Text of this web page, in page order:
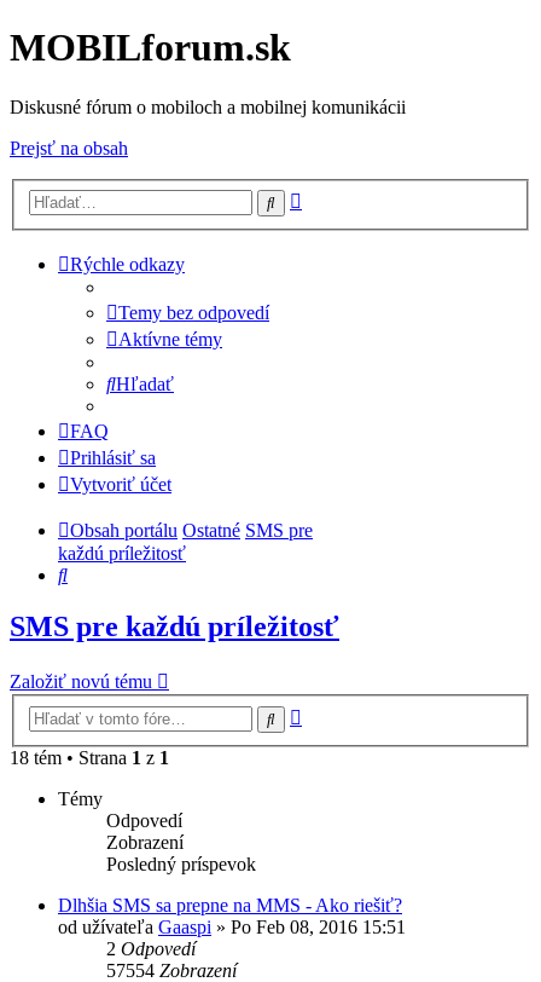
MOBILforum.sk
Diskusné fórum o mobiloch a mobilnej komunikácii
Prejsť na obsah
Hľadať
Rýchle odkazy
Temy bez odpovedí
Aktívne témy
Hľadať
FAQ
Prihlásiť sa
Vytvoriť účet
Obsah portálu Ostatné SMS pre
každú príležitosť
Hľadať
SMS pre každú príležitosť
Založiť novú tému
Hľadať
18 tém • Strana 1 z 1
Témy
Odpovedí
Zobrazení
Posledný príspevok
Dlhšia SMS sa prepne na MMS - Ako riešiť?
od užívateľa Gaaspi » Po Feb 08, 2016 15:51
2 Odpovedí
57554 Zobrazení